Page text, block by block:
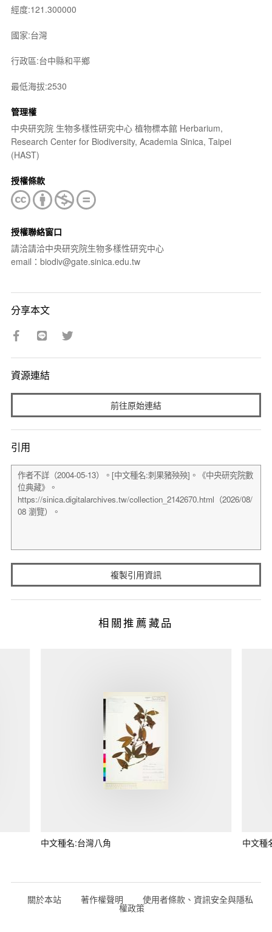
經度:121.300000
國家:台灣
行政區:台中縣和平鄉
最低海拔:2530
管理權
中央研究院 生物多樣性研究中心 植物標本館 Herbarium,
Research Center for Biodiversity, Academia Sinica, Taipei
(HAST)
授權條款
授權聯絡窗口
請洽請洽中央研究院生物多樣性研究中心
email：biodiv@gate.sinica.edu.tw
分享本文
資源連結
前往原始連結
引用
複製引用資訊
相關推薦藏品
中文種名:台灣八角 中文種
關於本站 著作權聲明 使用者條款、資訊安全與隱私
權政策